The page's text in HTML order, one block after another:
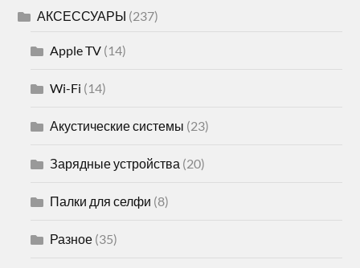
АКСЕССУАРЫ (237)
Apple TV (14)
Wi-Fi (14)
Акустические системы (23)
Зарядные устройства (20)
Палки для селфи (8)
Разное (35)